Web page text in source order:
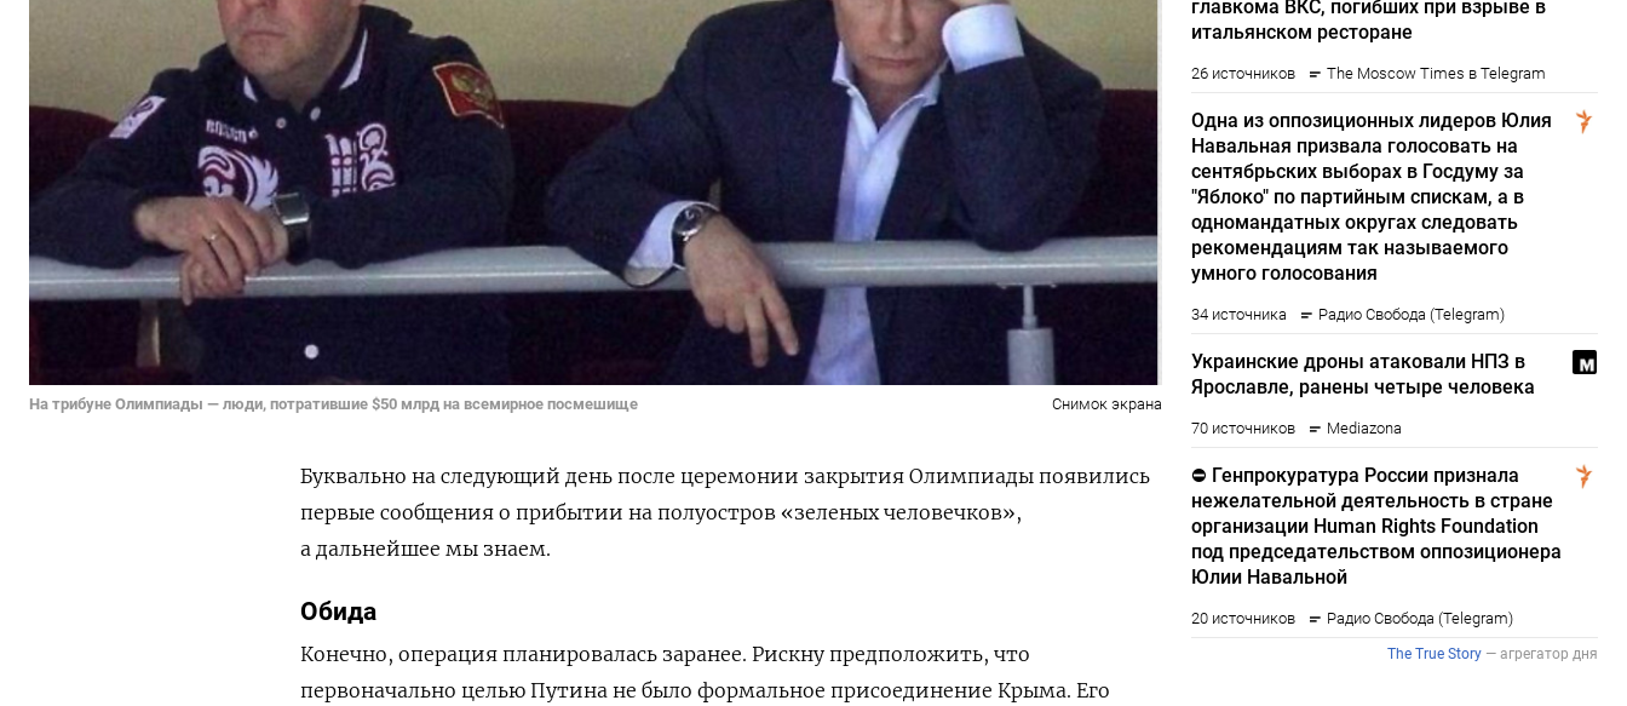
На трибуне Олимпиады — люди, потратившие $50 млрд на всемирное посмешище Снимок экрана
Буквально на следующий день после церемонии закрытия Олимпиады появились
первые сообщения о прибытии на полуостров «зеленых человечков»,
а дальнейшее мы знаем.
Обида
Конечно, операция планировалась заранее. Рискну предположить, что
первоначально целью Путина не было формальное присоединение Крыма. Его